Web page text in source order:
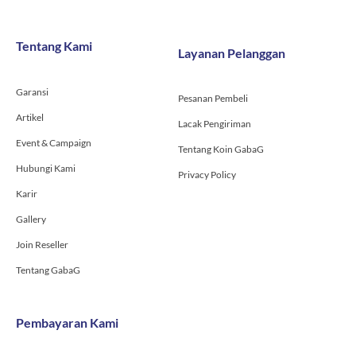
o
o
f
g
r
Tentang Kami
Garansi
Artikel
Event & Campaign
Hubungi Kami
Karir
Gallery
Join Reseller
Tentang GabaG
Layanan Pelanggan
Pesanan Pembeli
Lacak Pengiriman
Tentang Koin GabaG
Privacy Policy
Pembayaran Kami